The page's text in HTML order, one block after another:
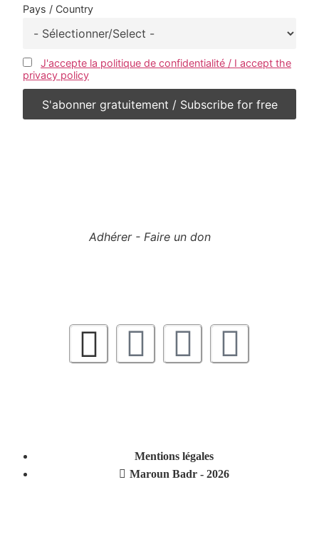
Pays / Country
J'accepte la politique de confidentialité / I accept the
privacy policy
Adhérer - Faire un don
Mentions légales
Maroun Badr - 2026